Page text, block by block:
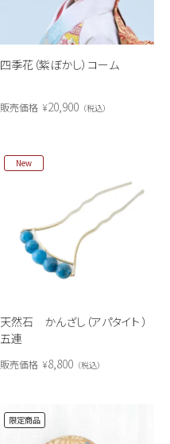
四季花（紫ぼかし）コーム
販売価格 ¥20,900 税込
天然石 かんざし（アパタイト ）
五連
New
販売価格 ¥8,800 税込
限定商品